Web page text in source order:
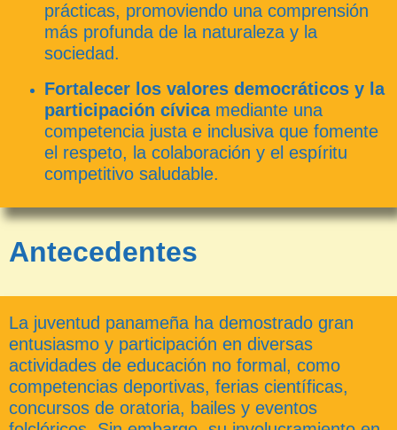
prácticas, promoviendo una comprensión
más profunda de la naturaleza y la
sociedad.
Fortalecer los valores democráticos y la
participación cívicamediante una
competencia justa e inclusiva que fomente
el respeto, la colaboración y el espíritu
competitivo saludable.
Antecedentes
La juventud panameña ha demostrado gran
entusiasmo y participación en diversas
actividades de educación no formal, como
competencias deportivas, ferias científicas,
concursos de oratoria, bailes y eventos